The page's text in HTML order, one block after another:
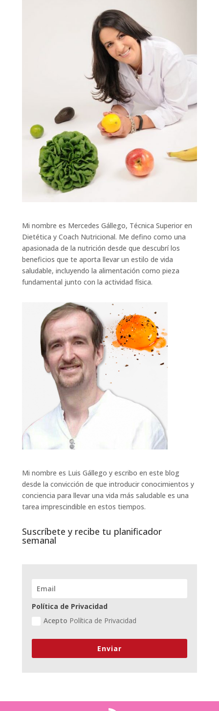
Mi nombre es Mercedes Gállego, Técnica Superior en
Dietética y Coach Nutricional. Me defino como una
apasionada de la nutrición desde que descubrí los
beneficios que te aporta llevar un estilo de vida
saludable, incluyendo la alimentación como pieza
fundamental junto con la actividad física.
Mi nombre es Luis Gállego y escribo en este blog
desde la convicción de que introducir conocimientos y
conciencia para llevar una vida más saludable es una
tarea imprescindible en estos tiempos.
Suscríbete y recibe tu planificador
semanal
Política de Privacidad
Acepto Política de Privacidad
Enviar